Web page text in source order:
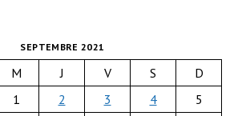
SEPTEMBRE 2021
M J V S
D
1
2 3 4
5